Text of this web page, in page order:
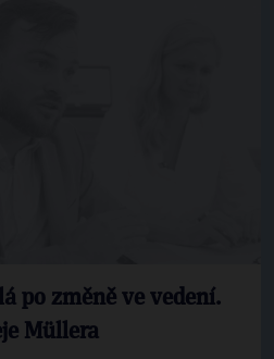
po změně ve vedení.
Müllera